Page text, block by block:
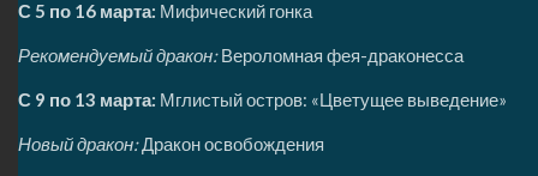
С 5 по 16 марта: Мифический гонка
Рекомендуемый дракон:Вероломная фея-драконесса
С 9 по 13 марта: Мглистый остров: «Цветущее выведение»
Новый дракон:Дракон освобождения